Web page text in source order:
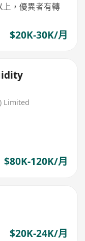
，優異者有轉
$20K-30K/月
Limited
$80K-120K/月
$20K-24K/月